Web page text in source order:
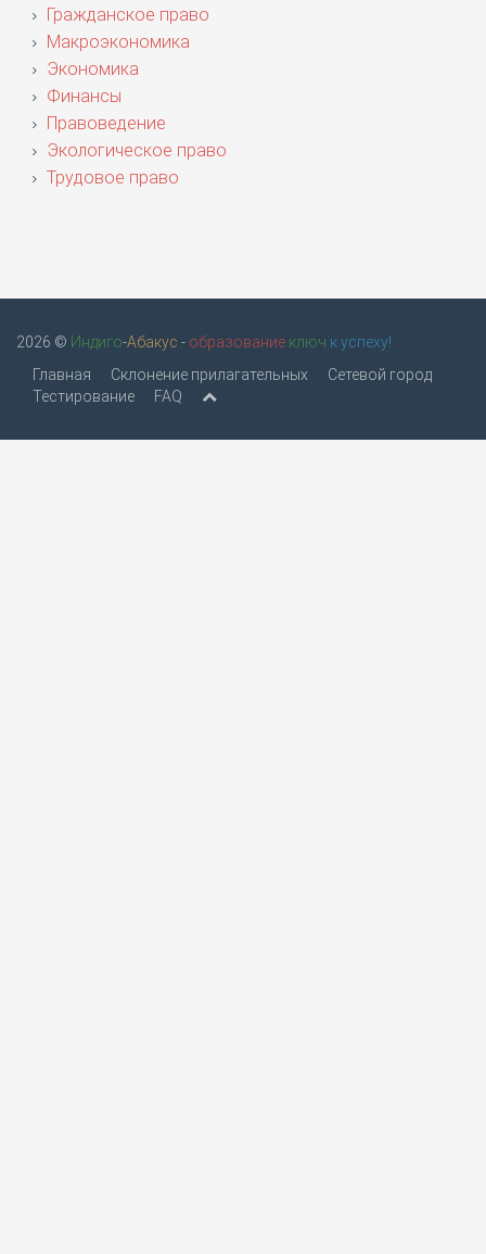
Гражданское право
Макроэкономика
Экономика
Финансы
Правоведение
Экологическое право
Трудовое право
2026 © Индиго-Абакус - образование ключ к успеху!
Главная
Склонение прилагательных
Сетевой город
Тестирование
FAQ